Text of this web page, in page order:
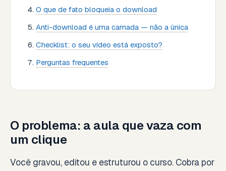
O que de fato bloqueia o download
Anti-download é uma camada — não a única
Checklist: o seu vídeo está exposto?
Perguntas frequentes
O problema: a aula que vaza com
um clique
Você gravou, editou e estruturou o curso. Cobra por